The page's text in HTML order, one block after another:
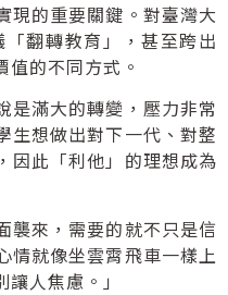
現的重要關鍵。對臺灣大
翻轉教育」，甚至跨出
的不同方式。
是滿大的轉變，壓力非常
生想做出對下一代、對整
因此「利他」的理想成為
襲來，需要的就不只是信
情就像坐雲霄飛車一樣上
人焦慮。」